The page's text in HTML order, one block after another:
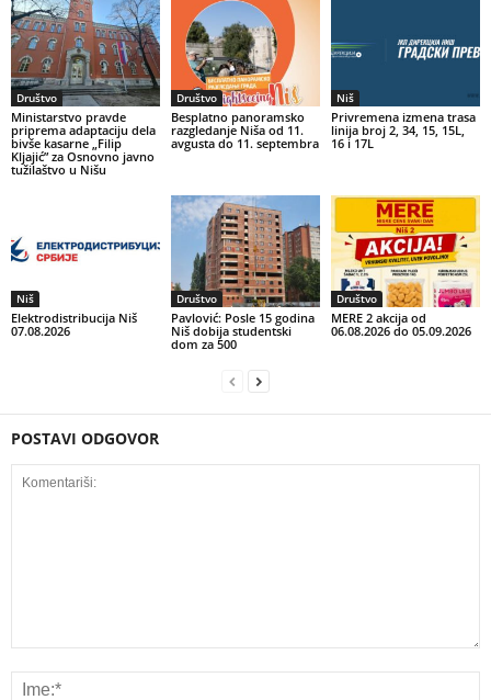
Društvo
Ministarstvo pravde
priprema adaptaciju dela
bivše kasarne „Filip
Kljajić” za Osnovno javno
tužilaštvo u Nišu
Društvo
Besplatno panoramsko
razgledanje Niša od 11.
avgusta do 11. septembra
Niš
Privremena izmena trasa
linija broj 2, 34, 15, 15L,
16 i 17L
Niš
Elektrodistribucija Niš
07.08.2026
Društvo
Pavlović: Posle 15 godina
Niš dobija studentski
dom za 500
Društvo
MERE 2 akcija od
06.08.2026 do 05.09.2026
POSTAVI ODGOVOR